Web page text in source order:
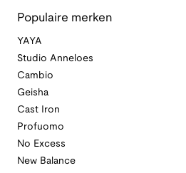
Populaire merken
YAYA
Studio Anneloes
Cambio
Geisha
Cast Iron
Profuomo
No Excess
New Balance